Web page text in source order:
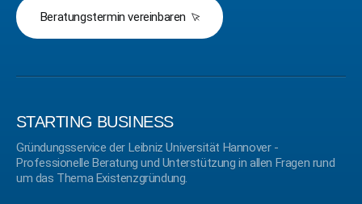
Beratungstermin vereinbaren
STARTING BUSINESS
Gründungsservice der Leibniz Universität Hannover -
Professionelle Beratung und Unterstützung in allen Fragen rund
um das Thema Existenzgründung.